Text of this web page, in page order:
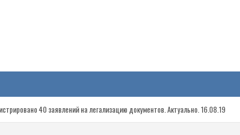
40 заявлений на легализацию документов. Актуально. 16.08.19